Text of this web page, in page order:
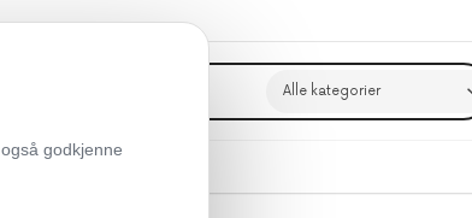
godkjenne